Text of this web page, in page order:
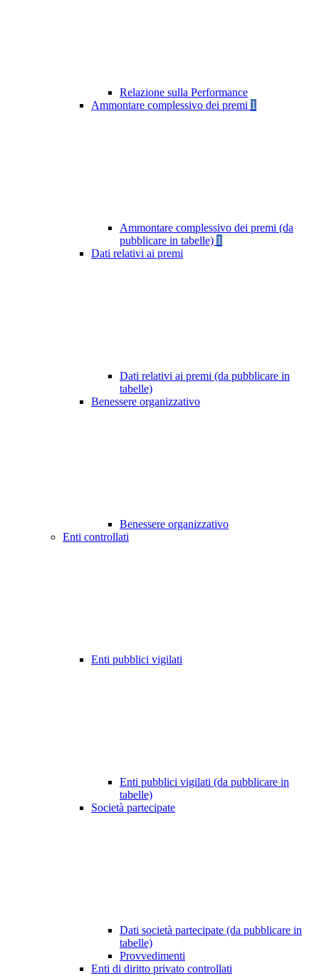
Relazione sulla Performance
Ammontare complessivo dei premi 1
Ammontare complessivo dei premi (da
pubblicare in tabelle) 1
Dati relativi ai premi
Dati relativi ai premi (da pubblicare in
tabelle)
Benessere organizzativo
Benessere organizzativo
Enti controllati
Enti pubblici vigilati
Enti pubblici vigilati (da pubblicare in
tabelle)
Società partecipate
Dati società partecipate (da pubblicare in
tabelle)
Provvedimenti
Enti di diritto privato controllati